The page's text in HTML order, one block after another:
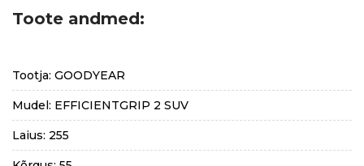
Toote andmed:
Tootja: GOODYEAR
Mudel: EFFICIENTGRIP 2 SUV
Laius: 255